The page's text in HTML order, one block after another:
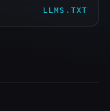
LLMS.TXT